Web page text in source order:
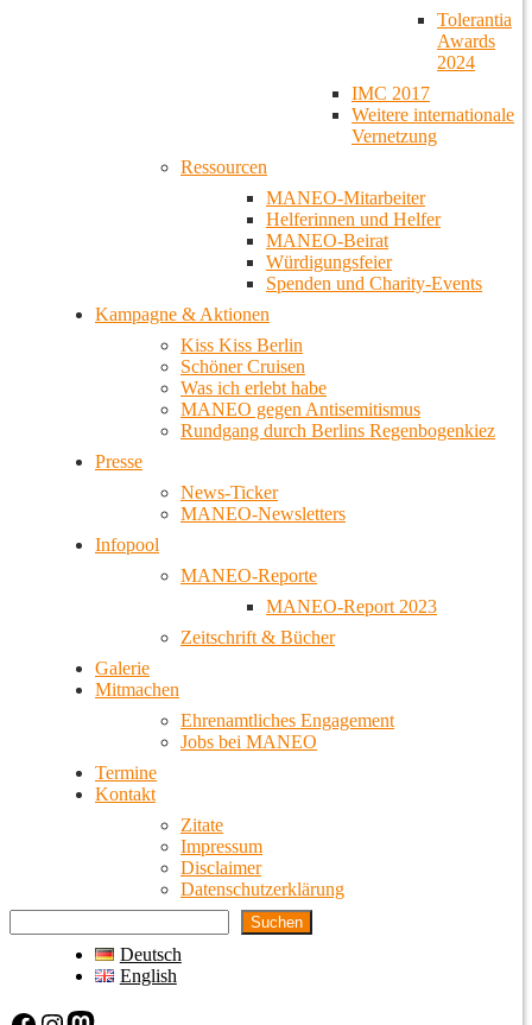
Tolerantia
Awards
2024
IMC 2017
Weitere internationale
Vernetzung
Ressourcen
MANEO-Mitarbeiter
Helferinnen und Helfer
MANEO-Beirat
Würdigungsfeier
Spenden und Charity-Events
Kampagne & Aktionen
Kiss Kiss Berlin
Schöner Cruisen
Was ich erlebt habe
MANEO gegen Antisemitismus
Rundgang durch Berlins Regenbogenkiez
Presse
News-Ticker
MANEO-Newsletters
Infopool
MANEO-Reporte
MANEO-Report 2023
Zeitschrift & Bücher
Galerie
Mitmachen
Ehrenamtliches Engagement
Jobs bei MANEO
Termine
Kontakt
Zitate
Impressum
Disclaimer
Datenschutzerklärung
Suchen
Deutsch
English